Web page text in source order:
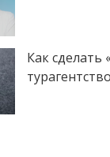
Как сделать